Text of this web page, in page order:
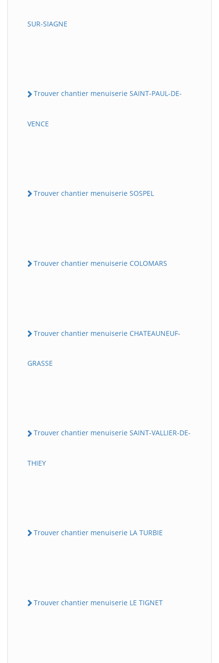
SUR-SIAGNE
Trouver chantier menuiserie SAINT-PAUL-DE-
VENCE
Trouver chantier menuiserie SOSPEL
Trouver chantier menuiserie COLOMARS
Trouver chantier menuiserie CHATEAUNEUF-
GRASSE
Trouver chantier menuiserie SAINT-VALLIER-DE-
THIEY
Trouver chantier menuiserie LA TURBIE
Trouver chantier menuiserie LE TIGNET